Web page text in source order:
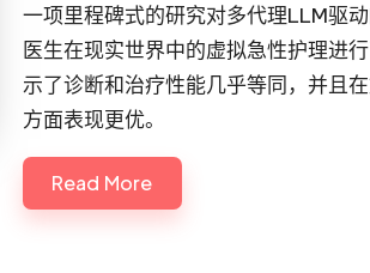
一项里程碑式的研究对多代理LLM驱
医生在现实世界中的虚拟急性护理进
示了诊断和治疗性能几乎等同，并且
方面表现更优。
Read More